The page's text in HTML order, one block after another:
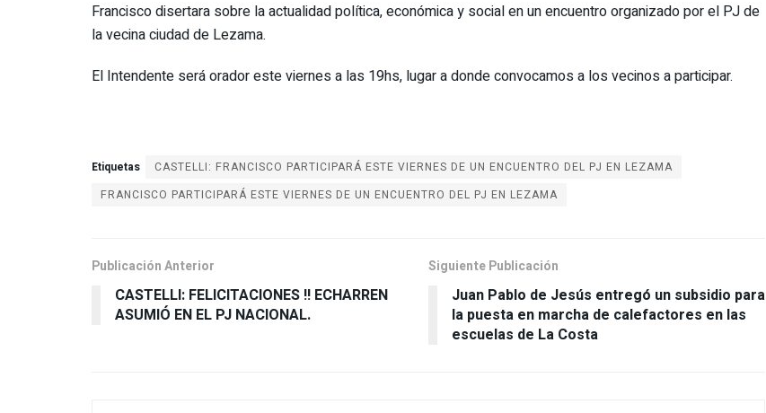
Francisco disertara sobre la actualidad política, económica y social en un encuentro organizado por el PJ de
la vecina ciudad de Lezama.
El Intendente será orador este viernes a las 19hs, lugar a donde convocamos a los vecinos a participar.
Etiquetas
CASTELLI: FRANCISCO PARTICIPARÁ ESTE VIERNES DE UN ENCUENTRO DEL PJ EN LEZAMA
FRANCISCO PARTICIPARÁ ESTE VIERNES DE UN ENCUENTRO DEL PJ EN LEZAMA
Publicación Anterior
CASTELLI: FELICITACIONES !! ECHARREN
ASUMIÓ EN EL PJ NACIONAL.
Siguiente Publicación
Juan Pablo de Jesús entregó un subsidio para
la puesta en marcha de calefactores en las
escuelas de La Costa